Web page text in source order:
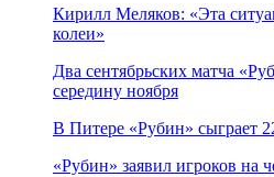
Кирилл Меляков: «Эта
колеи»
Два сентябрьских матча
середину ноября
В Питере «Рубин» сыграет
«Рубин» заявил игроков на